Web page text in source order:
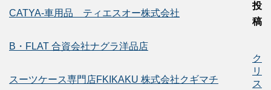
CATYA-車用品 ティエスオー株式会社
B・FLAT 合資会社ナグラ洋品店
スーツケース専門店FKIKAKU 株式会社クギマチ
投
稿
ク
リ
ス